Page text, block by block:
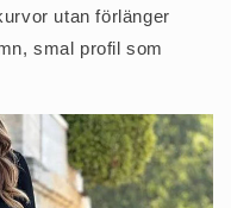
utan förlänger
smal profil som